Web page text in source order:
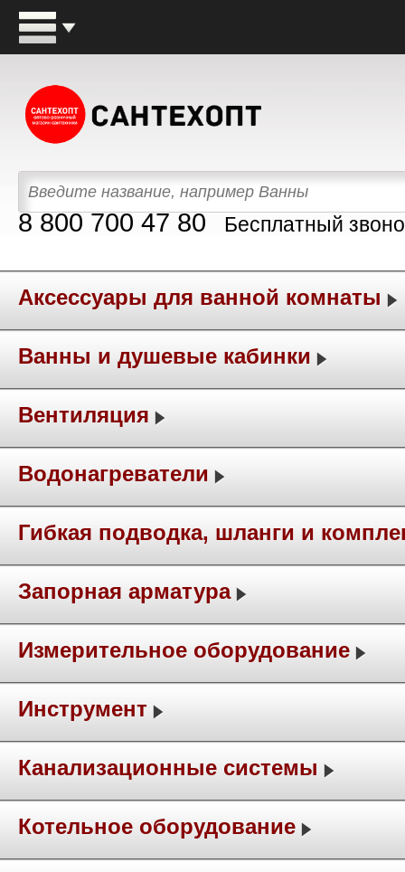
8 800 700 47 80 Бесплатный
Аксессуары для ванной комнаты
Ванны и душевые кабинки
Вентиляция
Водонагреватели
Гибкая подводка, шланги и
Запорная арматура
Измерительное оборудование
Инструмент
Канализационные системы
Котельное оборудование